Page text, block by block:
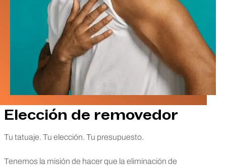
Elección de removedor
Tu tatuaje. Tu elección. Tu presupuesto.
Tenemos la misión de hacer que la eliminación de